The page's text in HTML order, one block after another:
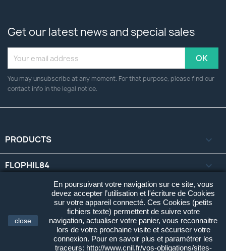
close
En poursuivant votre navigation sur ce site, vous
devez accepter l’utilisation et l'écriture de Cookies
sur votre appareil connecté. Ces Cookies (petits
fichiers texte) permettent de suivre votre
navigation, actualiser votre panier, vous reconnaitre
lors de votre prochaine visite et sécuriser votre
connexion. Pour en savoir plus et paramétrer les
traceurs: http://www.cnil.fr/vos-obligations/sites-
Get our latest news and special sales
You may unsubscribe at any moment. For that purpose, please find our
contact info in the legal notice.
PRODUCTS 
FLOPHIL84 
YOUR ACCOUNT 
STORE INFORMATION keyboard_arrow_down
© 2026 - Flophil84 Cartes Postales. Tous Droits Réservés.